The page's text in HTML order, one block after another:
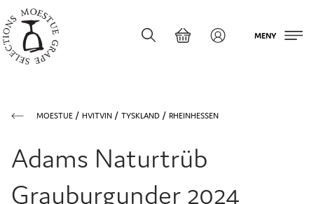
MENY
MOESTUE HVITVIN TYSKLAND RHEINHESSEN
Adams Naturtrüb
Grauburgunder 2024